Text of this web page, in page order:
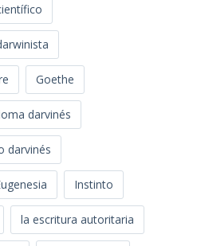
Goethe
darvinés
darvinés
Instinto
la escritura autoritaria